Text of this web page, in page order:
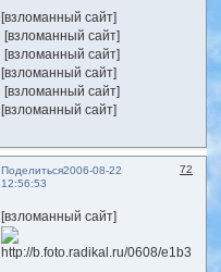
[взломанный сайт]
[взломанный сайт]
[взломанный сайт]
[взломанный сайт]
[взломанный сайт]
[взломанный сайт]
Поделиться 72
2006-08-22
12:56:53
[взломанный сайт]